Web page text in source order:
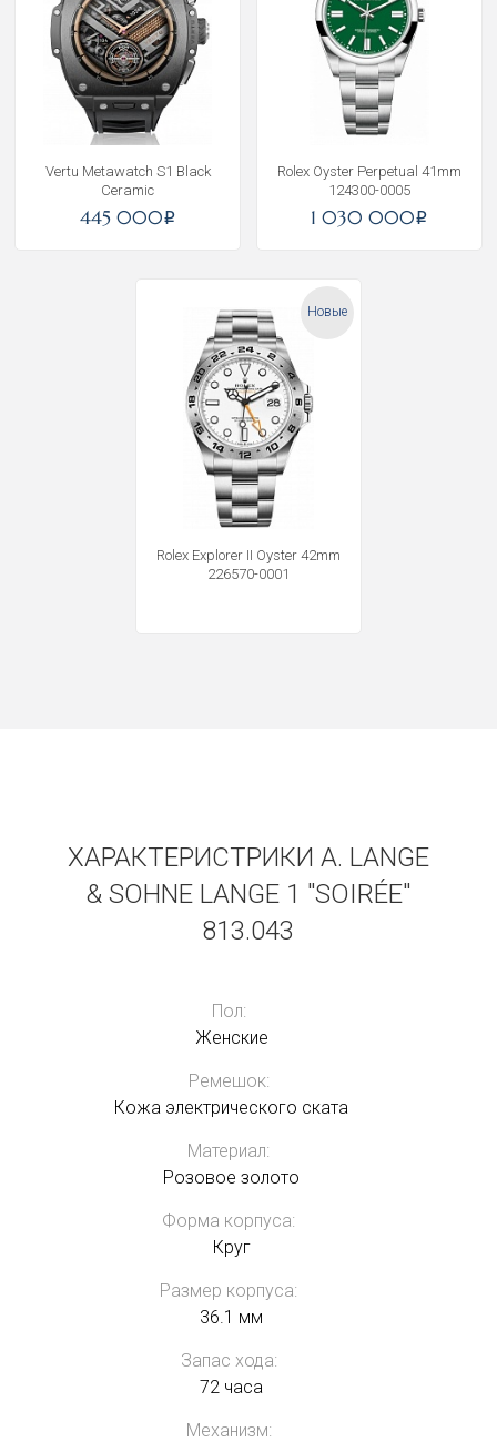
Vertu Metawatch S1 Black
Ceramic
445 000i
Rolex Oyster Perpetual 41mm
124300-0005
1 030 000i
Новые
Rolex Explorer II Oyster 42mm
226570-0001
ХАРАКТЕРИСТРИКИ A. LANGE
& SOHNE LANGE 1 "SOIRÉE"
813.043
Пол:
Женские
Ремешок:
Кожа электрического ската
Материал:
Розовое золото
Форма корпуса:
Круг
Размер корпуса:
36.1 мм
Запас хода:
72 часа
Механизм:
Получать на почту